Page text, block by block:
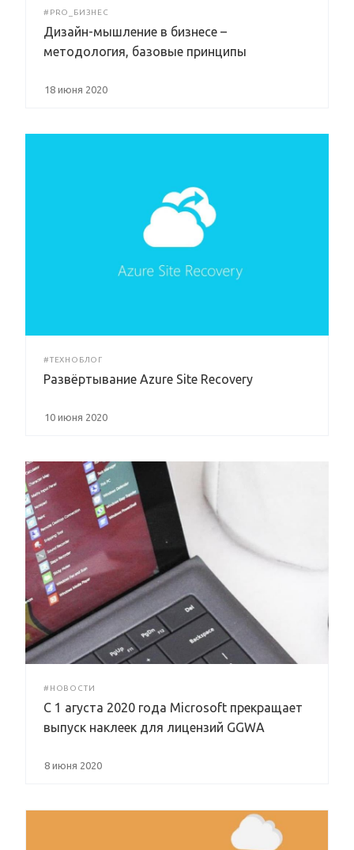
#PRO_БИЗНЕС
Дизайн-мышление в бизнесе –
методология, базовые принципы
18 июня 2020
#ТЕХНОБЛОГ
Развёртывание Azure Site Recovery
10 июня 2020
#НОВОСТИ
С 1 агуста 2020 года Microsoft прекращает
выпуск наклеек для лицензий GGWA
8 июня 2020